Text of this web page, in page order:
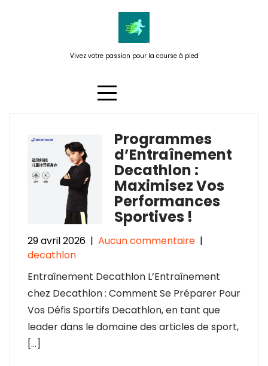
Vivez votre passion pour la course à pied
Catégorie : decathlon
Programmes
d’Entraînement
Decathlon :
Maximisez Vos
Performances
Sportives !
29 avril 2026 | Aucun commentaire |
decathlon
Entraînement Decathlon L’Entraînement
chez Decathlon : Comment Se Préparer Pour
Vos Défis Sportifs Decathlon, en tant que
leader dans le domaine des articles de sport,
[…]